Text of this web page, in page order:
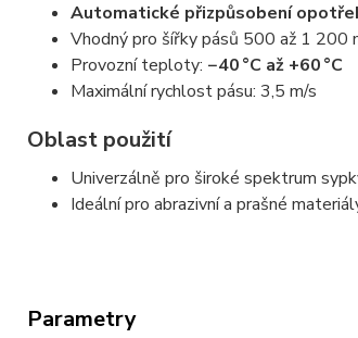
Automatické přizpůsobení
Vhodný pro šířky pásů 500 až 1 200
Provozní teploty: −40 °C až +60 °C
Maximální rychlost pásu: 3,5 m/s
Oblast použití
Univerzálně pro široké spektrum
Ideální pro abrazivní a prašné
Parametry